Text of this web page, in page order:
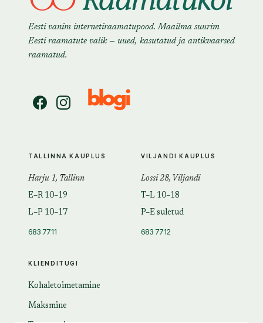
Eesti vanim internetiraamatupood. Maailma suurim
Eesti raamatute valik — uued, kasutatud ja antikvaarsed
raamatud.
KLIENDITUGI
Kohaletoimetamine
Maksmine
TALLINNA KAUPLUS
Harju 1, Tallinn
E–R 10–19
L–P 10–17
683 7711
VILJANDI KAUPLUS
Lossi 28, Viljandi
T–L 10–18
P–E suletud
683 7712